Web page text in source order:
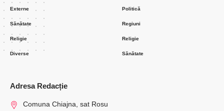
Externe
Sănătate
Religie
Diverse
Politică
Regiuni
Religie
Sănătate
Adresa Redacție
Comuna Chiajna, sat Rosu